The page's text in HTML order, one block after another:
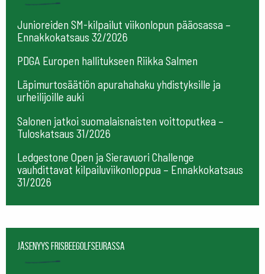
Junioreiden SM-kilpailut viikonlopun pääosassa –
Ennakkokatsaus 32/2026
PDGA Europen hallitukseen Riikka Salmen
Läpimurtosäätiön apurahahaku yhdistyksille ja
urheilijoille auki
Salonen jatkoi suomalaisnaisten voittoputkea –
Tuloskatsaus 31/2026
Ledgestone Open ja Sieravuori Challenge
vauhdittavat kilpailuviikonloppua – Ennakkokatsaus
31/2026
Jäsenyys frisbeegolfseurassa